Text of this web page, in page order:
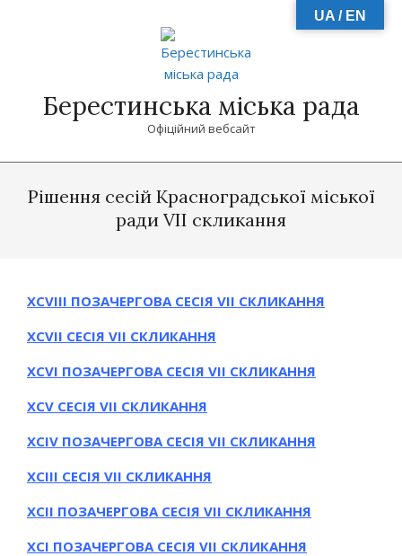
Берестинська міська рада
Офіційний вебсайт
Navigation
Рішення сесій Красноградської міської
ради VII скликання
ХСVІІІ ПОЗАЧЕРГОВА СЕСІЯ VII СКЛИКАННЯ
ХСVІІ СЕСІЯ VII СКЛИКАННЯ
ХСVІ ПОЗАЧЕРГОВА СЕСІЯ VII СКЛИКАННЯ
ХСV СЕСІЯ VII СКЛИКАННЯ
ХСІV ПОЗАЧЕРГОВА СЕСІЯ VII СКЛИКАННЯ
ХСІІI СЕСІЯ VII СКЛИКАННЯ
ХСІI ПОЗАЧЕРГОВА СЕСІЯ VII СКЛИКАННЯ
ХСI ПОЗАЧЕРГОВА СЕСІЯ VII СКЛИКАННЯ
UA / EN